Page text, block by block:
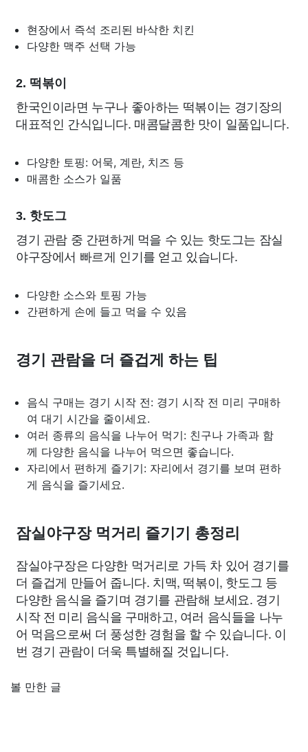
현장에서 즉석 조리된 바삭한 치킨
다양한 맥주 선택 가능
2. 떡볶이
한국인이라면 누구나 좋아하는 떡볶이는 경기장의
대표적인 간식입니다. 매콤달콤한 맛이 일품입니다.
다양한 토핑: 어묵, 계란, 치즈 등
매콤한 소스가 일품
3. 핫도그
경기 관람 중 간편하게 먹을 수 있는 핫도그는 잠실
야구장에서 빠르게 인기를 얻고 있습니다.
다양한 소스와 토핑 가능
간편하게 손에 들고 먹을 수 있음
경기 관람을 더 즐겁게 하는 팁
음식 구매는 경기 시작 전: 경기 시작 전 미리 구매하
여 대기 시간을 줄이세요.
여러 종류의 음식을 나누어 먹기: 친구나 가족과 함
께 다양한 음식을 나누어 먹으면 좋습니다.
자리에서 편하게 즐기기: 자리에서 경기를 보며 편하
게 음식을 즐기세요.
잠실야구장 먹거리 즐기기 총정리
잠실야구장은 다양한 먹거리로 가득 차 있어 경기를
더 즐겁게 만들어 줍니다. 치맥, 떡볶이, 핫도그 등
다양한 음식을 즐기며 경기를 관람해 보세요. 경기
시작 전 미리 음식을 구매하고, 여러 음식들을 나누
어 먹음으로써 더 풍성한 경험을 할 수 있습니다. 이
번 경기 관람이 더욱 특별해질 것입니다.
볼 만한 글